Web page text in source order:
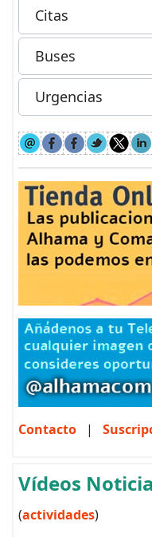
Citas
Buses
Urgencias
Contacto |
Vídeos
(actividades)